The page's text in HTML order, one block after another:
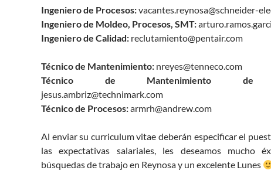
Ingeniero de Procesos:vacantes.reynosa@schneider-
Ingeniero de Moldeo, Procesos, SMT:
Ingeniero de Calidad: reclutamiento@pentair.com
Técnico de Mantenimiento: nreyes@tenneco.com
Técnico de Mantenimiento de
jesus.ambriz@technimark.com
Técnico de Procesos:armrh@andrew.com
Al enviar su curriculum vitae deberán especificar el
las expectativas salariales, les deseamos mucho
búsquedas de trabajo en Reynosa y un excelente Lunes